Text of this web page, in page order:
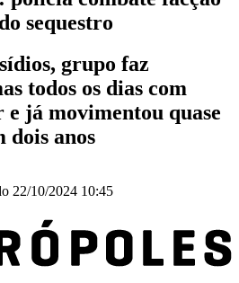
sequestro
grupo faz
todos os dias com
e já movimentou quase
dois anos
22/10/2024 10:45